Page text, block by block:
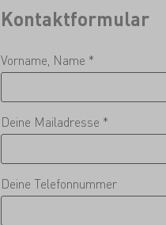
Kontaktformular
Vorname, Name *
Deine Mailadresse *
Deine Telefonnummer